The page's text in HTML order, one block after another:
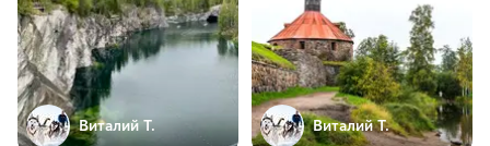
Виталий Т. Виталий Т.